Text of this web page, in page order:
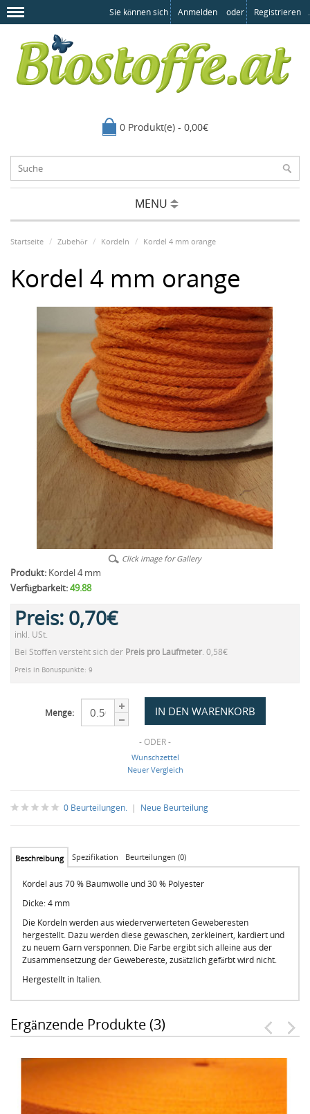
Sie können sich Anmelden oder Registrieren .
0 Produkt(e) - 0,00€
MENU
Startseite Zubehör Kordeln Kordel 4 mm orange
Kordel 4 mm orange
Click image for Gallery
Produkt: Kordel 4 mm
Verfügbarkeit:49.88
Preis: 0,70€
inkl. USt.
Bei Stoffen versteht sich der Preis pro Laufmeter. 0,58€
Preis in Bonuspunkte: 9
Menge:
- ODER -
Wunschzettel
Neuer Vergleich
0 Beurteilungen. | Neue Beurteilung
Beschreibung Spezifikation Beurteilungen (0)
Kordel aus 70 % Baumwolle und 30 % Polyester
Dicke: 4 mm
Die Kordeln werden aus wiederverwerteten Geweberesten
hergestellt. Dazu werden diese gewaschen, zerkleinert, kardiert und
zu neuem Garn versponnen. Die Farbe ergibt sich alleine aus der
Zusammensetzung der Gewebereste, zusätzlich gefärbt wird nicht.
Hergestellt in Italien.
Ergänzende Produkte (3)